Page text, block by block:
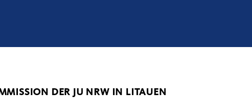
DER JU NRW IN LITAUEN